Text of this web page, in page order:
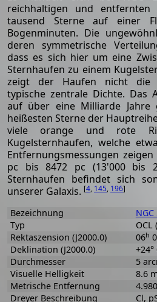
reichhaltigen und entfernten
tausend Sterne auf einer
Bogenminuten. Die
deren symmetrische
dass es sich hier um eine
Sternhaufen zu einem
zeigt der Haufen nicht die
typische zentrale Dichte. Das
auf über eine Milliarde Jahre
heißesten Sterne der
viele orange und rote
Kugelsternhaufen, welche
Entfernungsmessungen
pc bis 8472 pc (13'000 bis
Sternhaufen befindet sich
unserer Galaxis. [4, 145, 196]
Bezeichnung
Typ
OCL
Rektaszension (J2000.0)
06h
Deklination (J2000.0)
Durchmesser
5
Visuelle Helligkeit
8.6
Metrische Entfernung
Dreyer Beschreibung
Cl,